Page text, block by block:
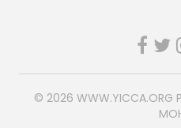
© 2026 WWW.YICCA.ORG